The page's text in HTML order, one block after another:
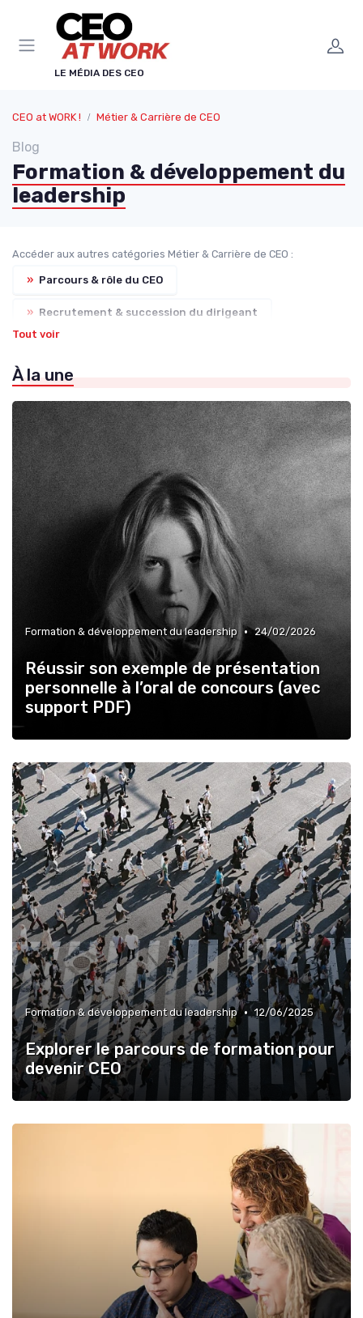
LE MÉDIA DES CEO
CEO at WORK ! Métier & Carrière de CEO
Blog
Formation & développement du
leadership
Accéder aux autres catégories Métier & Carrière de CEO :
» Parcours & rôle du CEO
» Recrutement & succession du dirigeant
» Coaching exécutif & mentoring
» Évolution du rôle de CEO
Tout voir
À la une
Formation & développement du leadership • 24/02/2026
Réussir son exemple de présentation
personnelle à l’oral de concours (avec
support PDF)
Formation & développement du leadership • 12/06/2025
Explorer le parcours de formation pour
devenir CEO
Panneau de gestion des cookies